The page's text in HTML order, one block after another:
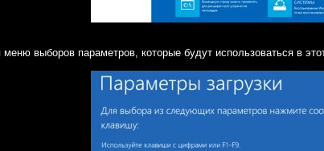
меню выборов параметров, которые будут использоваться в